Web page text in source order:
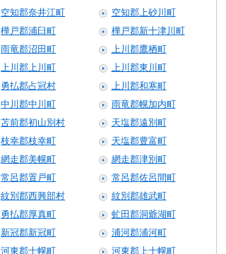
空知郡奈井江町
空知郡上砂川町
樺戸郡浦臼町
樺戸郡新十津川町
雨竜郡沼田町
上川郡鷹栖町
上川郡上川町
上川郡東川町
勇払郡占冠村
上川郡和寒町
中川郡中川町
雨竜郡幌加内町
苫前郡初山別村
天塩郡遠別町
枝幸郡枝幸町
天塩郡豊富町
網走郡美幌町
網走郡津別町
常呂郡置戸町
常呂郡佐呂間町
紋別郡西興部村
紋別郡雄武町
勇払郡厚真町
虻田郡洞爺湖町
新冠郡新冠町
浦河郡浦河町
河東郡士幌町 河東郡上士幌町